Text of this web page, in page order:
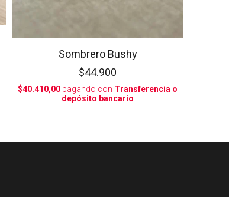
Sombrero Bushy
$44.900
$40.410,00 pagando con Transferencia o
depósito bancario